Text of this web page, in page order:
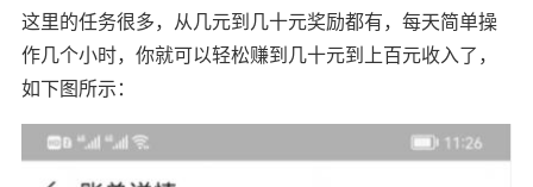
这里的任务很多，从几元到几十元奖励都有，每天简单操
作几个小时，你就可以轻松赚到几十元到上百元收入了，
如下图所示：